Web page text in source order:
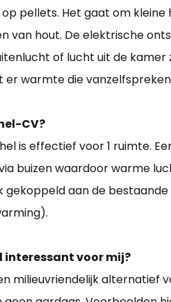
pellets. Het gaat om kleine
van hout. De elektrische
of lucht uit de
warmte die
CV?
is effectief voor 1 ruimte.
buizen waardoor warme
gekoppeld aan de
interessant voor mij?
milieuvriendelijk alternatief